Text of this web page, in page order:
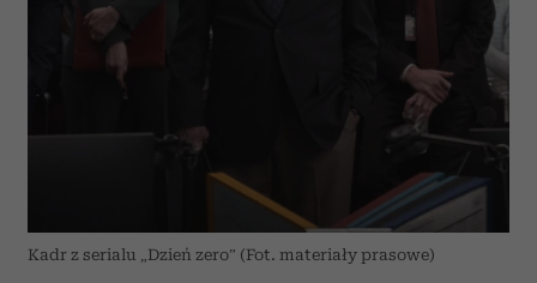
Kadr z serialu „Dzień zero” (Fot. materiały prasowe)